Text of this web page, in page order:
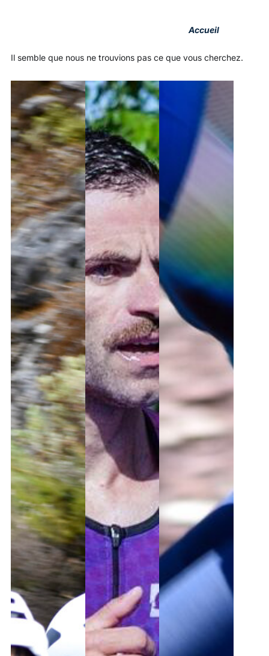
Accueil
Il semble que nous ne trouvions pas ce que vous cherchez.